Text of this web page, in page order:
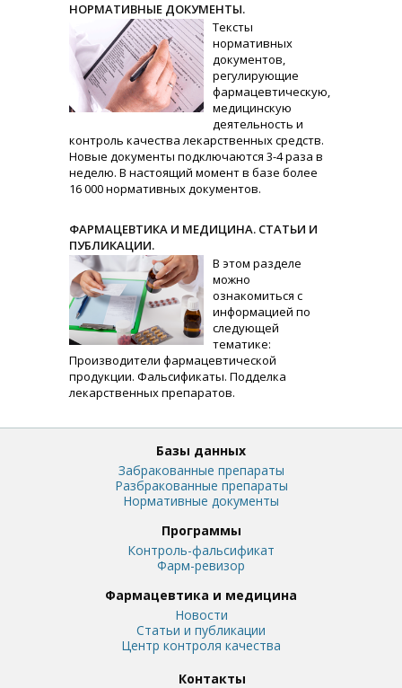
НОРМАТИВНЫЕ ДОКУМЕНТЫ.
Тексты
нормативных
документов,
регулирующие
фармацевтическую,
медицинскую
деятельность и
контроль качества лекарственных средств.
Новые документы подключаются 3-4 раза в
неделю. В настоящий момент в базе более
16 000 нормативных документов.
ФАРМАЦЕВТИКА И МЕДИЦИНА. СТАТЬИ И
ПУБЛИКАЦИИ.
В этом разделе
можно
ознакомиться с
информацией по
следующей
тематике:
Производители фармацевтической
продукции. Фальсификаты. Подделка
лекарственных препаратов.
Базы данных
Забракованные препараты
Разбракованные препараты
Нормативные документы
Программы
Контроль-фальсификат
Фарм-ревизор
Фармацевтика и медицина
Новости
Статьи и публикации
Центр контроля качества
Контакты